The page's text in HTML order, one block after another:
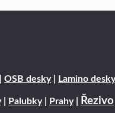
OSB desky| Lamino desky
| Palubky| Prahy| Řezivo